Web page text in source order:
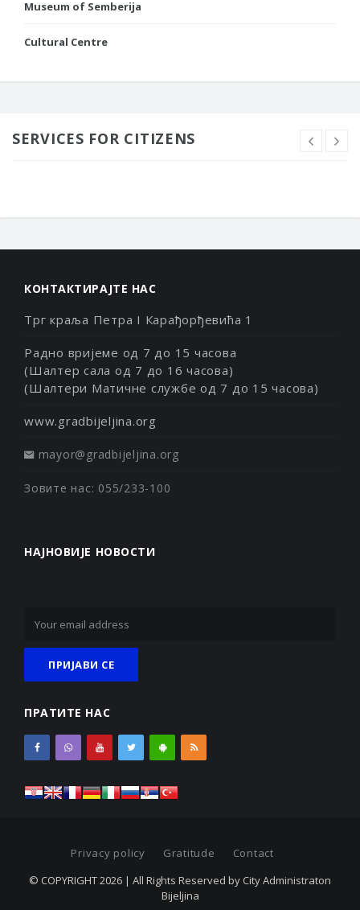
Museum of Semberija
Cultural Centre
SERVICES FOR CITIZENS
КОНТАКТИРАЈТЕ НАС
Трг краља Петра I Карађорђевића 1
Радно вријеме од 7 до 15 часова
(Шалтер сала од 7 до 16 часова)
(Шалтери Матичне службе од 7 до 15 часова)
www.gradbijeljina.org
mayor@gradbijeljina.org
Зовите нас: 055/233-100
НАЈНОВИЈЕ НОВОСТИ
ПРАТИТЕ НАС
Privacy policy Gratitude
Contact
© COPYRIGHT 2026 | All Rights Reserved by City Administraton
Bijeljina